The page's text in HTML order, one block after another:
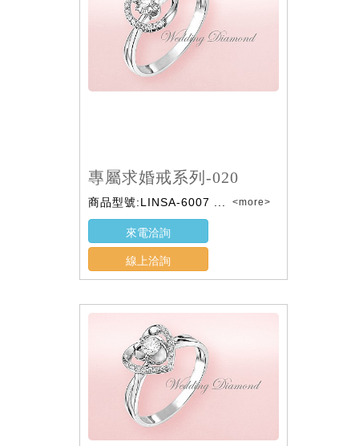
專屬求婚戒系列-020
商品型號:LINSA-6007 ... <more>
來電洽詢
線上洽詢